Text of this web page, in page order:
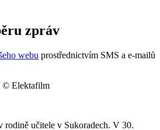
zpráv
webu prostřednictvím SMS a e-mailů
© Elektafilm
rodině učitele v Sukoradech. V 30.